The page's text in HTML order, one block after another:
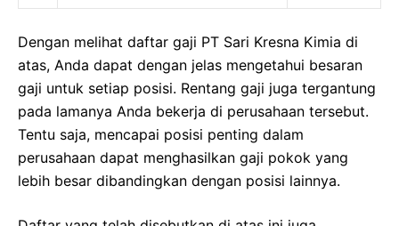
Dengan melihat daftar gaji PT Sari Kresna Kimia di
atas, Anda dapat dengan jelas mengetahui besaran
gaji untuk setiap posisi. Rentang gaji juga tergantung
pada lamanya Anda bekerja di perusahaan tersebut.
Tentu saja, mencapai posisi penting dalam
perusahaan dapat menghasilkan gaji pokok yang
lebih besar dibandingkan dengan posisi lainnya.